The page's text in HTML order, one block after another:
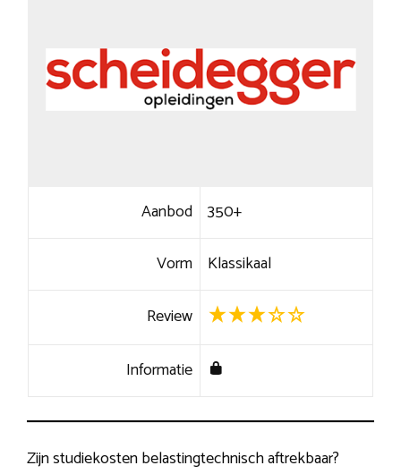
Aanbod 350+
Vorm Klassikaal
Review
Informatie
Zijn studiekosten belastingtechnisch aftrekbaar?